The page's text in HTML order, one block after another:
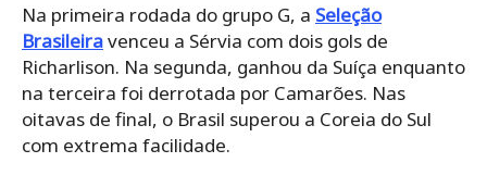
Na primeira rodada do grupo G, a Seleção
Brasileiravenceu a Sérvia com dois gols de
Richarlison. Na segunda, ganhou da Suíça enquanto
na terceira foi derrotada por Camarões. Nas
oitavas de final, o Brasil superou a Coreia do Sul
com extrema facilidade.